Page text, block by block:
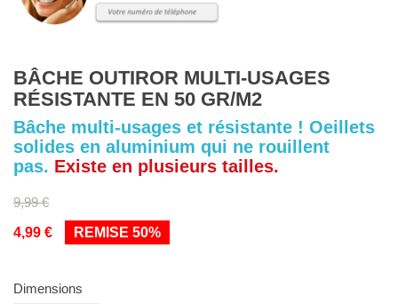
BÂCHE OUTIROR MULTI-USAGES
RÉSISTANTE EN 50 GR/M2
Bâche multi-usages et résistante ! Oeillets
solides en aluminium qui ne rouillent
pas. Existe en plusieurs tailles.
9,99 €
4,99 €
REMISE 50%
Dimensions